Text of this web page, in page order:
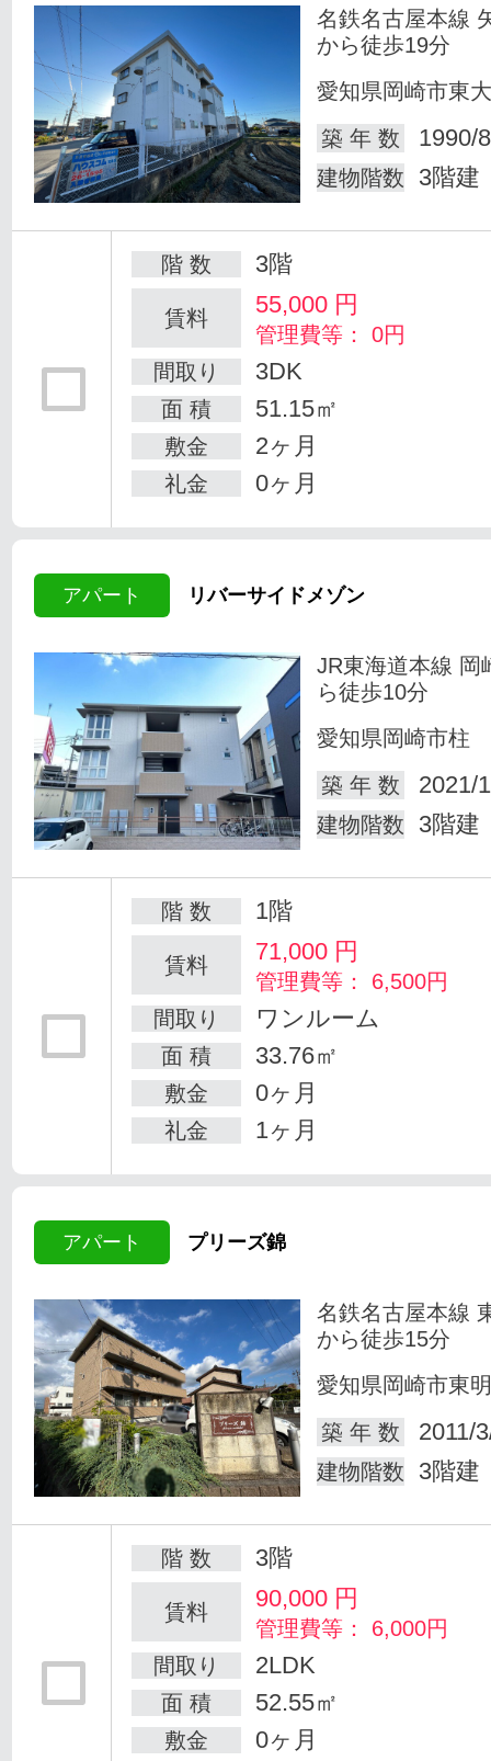
名鉄名古屋本線
から徒歩19分
愛知県岡崎市東
築 年 数
1990/
建物階数 3階建
階 数 3階
賃料 55,000 円
管理費等： 0円
間取り
3DK
面 積 51.15㎡
敷金 2ヶ月
礼金 0ヶ月
アパート リバーサイドメゾン
JR東海道本線 岡
ら徒歩10分
愛知県岡崎市柱
築 年 数
2021/
建物階数 3階建
階 数 1階
賃料 71,000 円
管理費等： 6,500円
間取り
ワンルーム
面 積 33.76㎡
敷金 0ヶ月
礼金 1ヶ月
アパート プリーズ錦
名鉄名古屋本線
から徒歩15分
愛知県岡崎市東
築 年 数
2011/
建物階数 3階建
階 数 3階
賃料 90,000 円
管理費等： 6,000円
間取り
2LDK
面 積 52.55㎡
敷金 0ヶ月